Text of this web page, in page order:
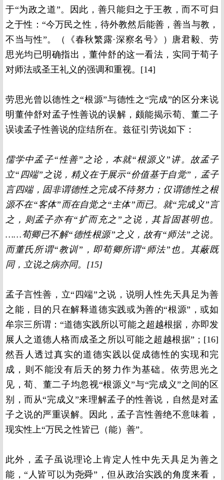
于“为政之道”。因此，善只能归之于王教，而不可归
之于性：“今万民之性，待外教然后能善，善当与教，
不当与性”。（《春秋繁露·深察名号》）唐君毅、劳
思光均已明确指出，董仲舒的这一看法，实同于荀子
对师法或圣王礼义的强调和重视。[14]
劳思光曾以德性之“根源”与德性之“完成”的区分来说
明董仲舒对孟子性善说的误解，颇能揭示荀、董二子
误读孟子性善说的症结所在。兹征引劳说如下：
儒学中孟子“性善”之论，本就“根源义”讲。故孟子
立“四端”之说，精义在于展示“价值基于自觉”，孟子
言四端，固非谓德性之完成不待努力；仅谓德性之根
源不在“客体”而在自觉之“主体”而已。就“完成义”言
之，则孟子亦有“扩而充之”之说，其旨固甚明也。
……荀卿已不解“德性根源”之义，故有“师法”之说。
而董氏所谓“教训”，即荀卿所谓“师法”也。其蔽既
同，立说之病亦同。[15]
孟子言性善，立“四端”之说，说明人性先天具足为善
之能，目的只在解释道德实践或为善的“根源”，或如
牟宗三所谓：“道德实践所以可能之超越根据，亦即发
展人之道德人格而成圣之所以可能之超越根据”；[16]
然吾人透过真实的道德实践以促成德性的实现和完
成，则不能没有后天的努力作为基础。依劳思光之
见，荀、董二子均忽视“根源义”与“完成义”之间的区
别，而从“完成义”来理解孟子的性善说，自然是对孟
子之说的严重误解。因此，孟子言性善绝不意味着，
现实性上“万民之性皆已（能）善”。
此外，孟子虽说理论上肯定人性中先天具足为善之
能，“人皆可以为尧舜”，但从政治实践的角度来看，